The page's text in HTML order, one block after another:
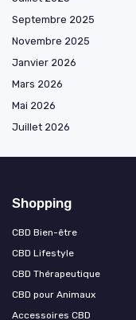
Septembre 2025
Novembre 2025
Janvier 2026
Mars 2026
Mai 2026
Juillet 2026
Shopping
CBD Bien-être
CBD Lifestyle
CBD Thérapeutique
CBD pour Animaux
Accessoires CBD